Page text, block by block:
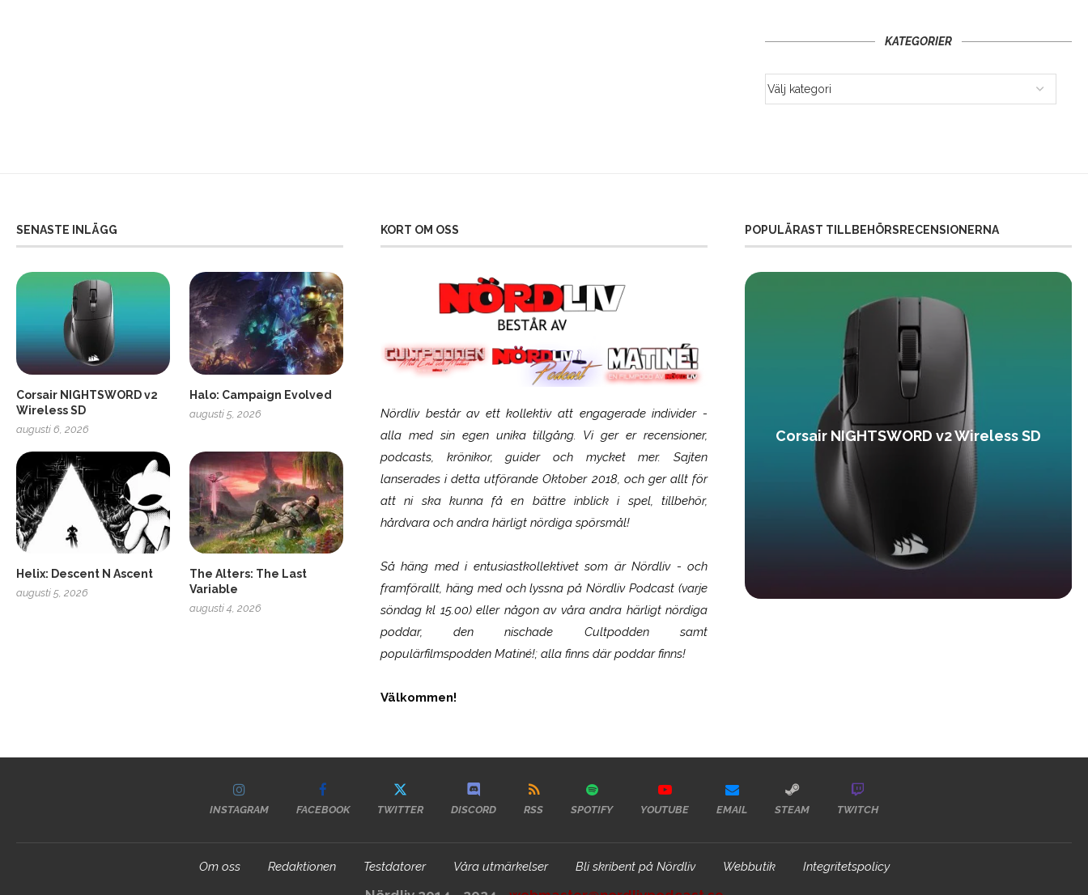
KATEGORIER
SENASTE INLÄGG
Corsair NIGHTSWORD v2
Wireless SD
augusti 6, 2026
Halo: Campaign Evolved
augusti 5, 2026
Helix: Descent N Ascent
augusti 5, 2026
The Alters: The Last
Variable
augusti 4, 2026
KORT OM OSS
Nördliv består av ett kollektiv att engagerade individer -
alla med sin egen unika tillgång. Vi ger er recensioner,
podcasts, krönikor, guider och mycket mer. Sajten
lanserades i detta utförande Oktober 2018, och ger allt för
att ni ska kunna få en bättre inblick i spel, tillbehör,
hårdvara och andra härligt nördiga spörsmål!
Så häng med i entusiastkollektivet som ärNördliv- och
framförallt, häng med och lyssna på Nördliv Podcast (varje
söndag kl 15.00) eller någon av våra andra härligt nördiga
poddar, den nischade Cultpodden samt
populärfilmspodden Matiné!; alla finns där poddar finns!
Välkommen!
POPULÄRAST TILLBEHÖRSRECENSIONERNA
SCUF Gaming Omega Corsair NIGHTSWORD v2 Wireless SD
INSTAGRAM FACEBOOK TWITTER DISCORD RSS SPOTIFY YOUTUBE EMAIL STEAM TWITCH
Om oss Redaktionen Testdatorer Våra utmärkelser Bli skribent på Nördliv Webbutik Integritetspolicy